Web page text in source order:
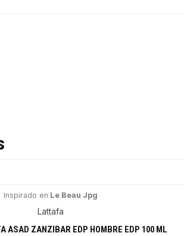
Inspirado en Le Beau Jpg
Lattafa
ASAD ZANZIBAR EDP HOMBRE EDP 100 ML